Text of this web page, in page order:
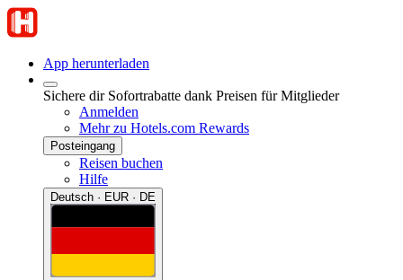
App herunterladen
Sichere dir Sofortrabatte dank Preisen für Mitglieder
Anmelden
Mehr zu Hotels.com Rewards
Posteingang
Reisen buchen
Hilfe
Deutsch · EUR · DE